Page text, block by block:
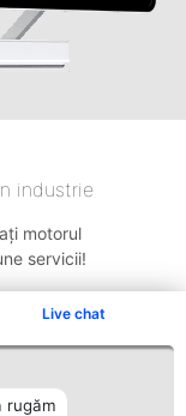
Live chat
rugăm
industrie
motorul
servicii!